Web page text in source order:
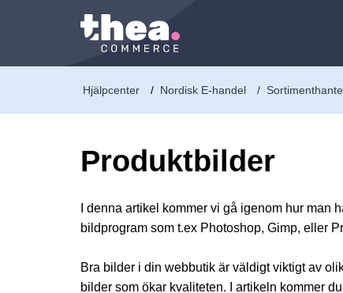
Hjälpcenter Nordisk E-handel
Produktbilder
I denna artikel kommer vi gå igenom hur man
bildprogram som t.ex Photoshop, Gimp, eller
Bra bilder i din webbutik är väldigt viktigt av
bilder som ökar kvaliteten. I artikeln kommer